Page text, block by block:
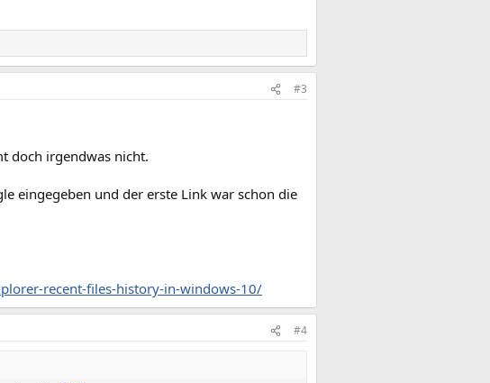
#3
doch irgendwas nicht.
eingegeben und der erste Link war schon die
recent-files-history-in-windows-10/
#4